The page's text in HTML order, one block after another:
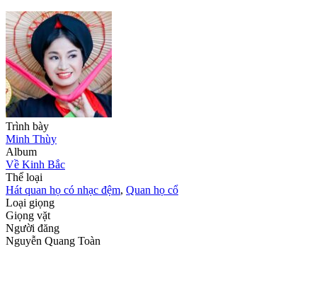
Trình bày
Minh Thùy
Album
Về Kinh Bắc
Thể loại
Hát quan họ có nhạc đệm, Quan họ cổ
Loại giọng
Giọng vặt
Người đăng
Nguyễn Quang Toàn